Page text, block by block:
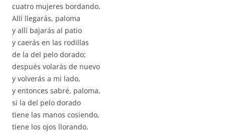
cuatro mujeres bordando.
Allí llegarás, paloma
y allí bajarás al patio
y caerás en las rodillas
de la del pelo dorado;
después volarás de nuevo
y volverás a mi lado,
y entonces sabré, paloma,
si la del pelo dorado
tiene las manos cosiendo,
tiene los ojos llorando.